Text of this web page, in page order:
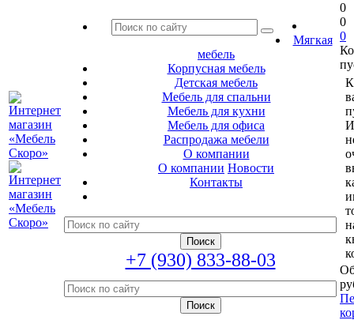
Мягкая
мебель
Корпусная мебель
Детская мебель
Мебель для спальни
Мебель для кухни
Мебель для офиса
Распродажа мебели
О компании
О компании Новости
Контакты
+7 (930) 833-88-03
0
0
0